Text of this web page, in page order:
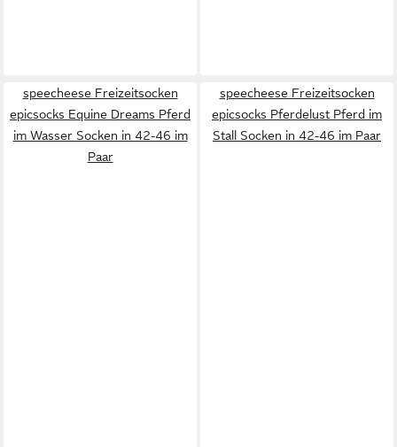
speecheese Freizeitsocken
epicsocks Equine Dreams Pferd
im Wasser Socken in 42-46 im
Paar
speecheese Freizeitsocken
epicsocks Pferdelust Pferd im
Stall Socken in 42-46 im Paar